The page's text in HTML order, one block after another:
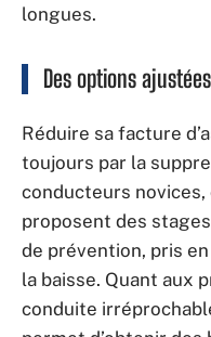
longues.
Des options
Réduire sa facture
toujours par la
conducteurs
proposent des
de prévention, pris
la baisse. Quant aux
conduite